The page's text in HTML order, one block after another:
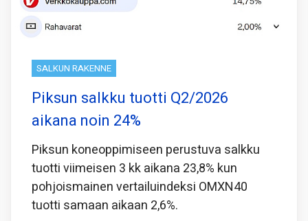
SALKUN RAKENNE
Piksun salkku tuotti Q2/2026
aikana noin 24%
Piksun koneoppimiseen perustuva salkku
tuotti viimeisen 3 kk aikana 23,8% kun
pohjoismainen vertailuindeksi OMXN40
tuotti samaan aikaan 2,6%.